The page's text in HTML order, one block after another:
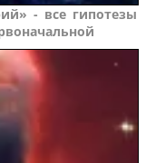
- все гипотезы